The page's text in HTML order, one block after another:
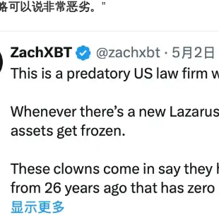
可以说非常恶劣。 ”